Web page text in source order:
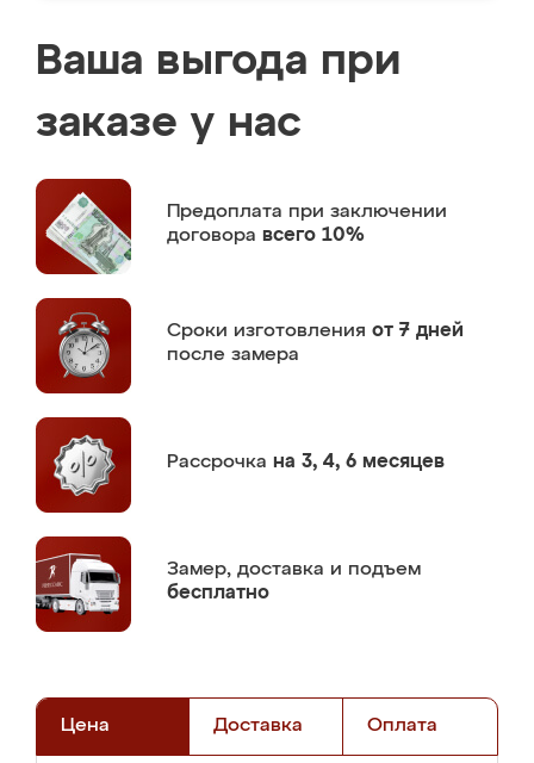
Ваша выгода при
заказе у нас
Предоплата при заключении
договора всего 10%
Сроки изготовления от 7 дней
после замера
Рассрочка на 3, 4, 6 месяцев
Замер, доставка и подъем
бесплатно
Цена Доставка Оплата